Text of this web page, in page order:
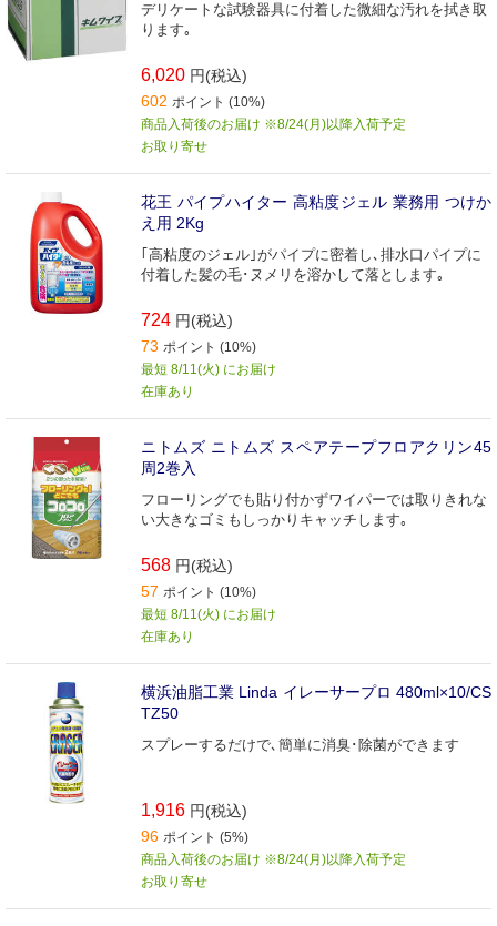
デリケートな試験器具に付着した微細な汚れを拭き取
ります｡
6,020 円(税込)
602 ポイント (10%)
商品入荷後のお届け ※8/24(月)以降入荷予定
お取り寄せ
花王 パイプハイター 高粘度ジェル 業務用 つけか
え用 2Kg
｢高粘度のジェル｣がパイプに密着し､排水口パイプに
付着した髪の毛･ヌメリを溶かして落とします｡
724 円(税込)
73 ポイント (10%)
最短 8/11(火) にお届け
在庫あり
ニトムズ ニトムズ スペアテープフロアクリン45
周2巻入
フローリングでも貼り付かずワイパーでは取りきれな
い大きなゴミもしっかりキャッチします｡
568 円(税込)
57 ポイント (10%)
最短 8/11(火) にお届け
在庫あり
横浜油脂工業 Linda イレーサープロ 480ml×10/CS
TZ50
スプレーするだけで､簡単に消臭･除菌ができます
1,916 円(税込)
96 ポイント (5%)
商品入荷後のお届け ※8/24(月)以降入荷予定
お取り寄せ